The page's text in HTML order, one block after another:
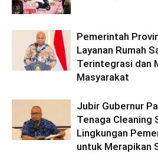
Pemerintah
Layanan Rumah
Terintegrasi dan
Masyarakat
Jubir Gubernur
Tenaga Cleaning
Lingkungan
untuk Merapikan